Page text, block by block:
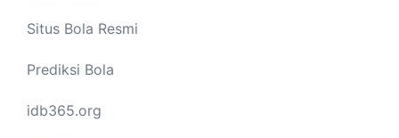
Situs Bola Resmi
Prediksi Bola
idb365.org